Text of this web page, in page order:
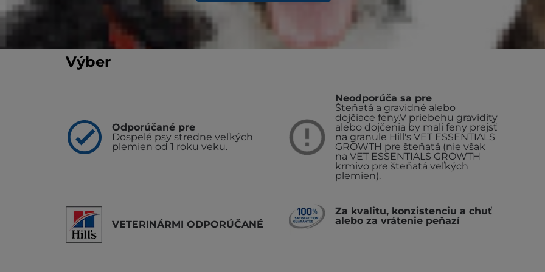
Vyhľadať útulok / veterinára
Výber
Odporúčané pre
Dospelé psy stredne veľkých
plemien od 1 roku veku.
Neodporúča sa pre
Šteňatá a gravidné alebo
dojčiace feny.V priebehu gravidity
alebo dojčenia by mali feny prejsť
na granule Hill's VET ESSENTIALS
GROWTH pre šteňatá (nie však
na VET ESSENTIALS GROWTH
krmivo pre šteňatá veľkých
plemien).
VETERINÁRMI ODPORÚČANÉ
Za kvalitu, konzistenciu a chuť
alebo za vrátenie peňazí